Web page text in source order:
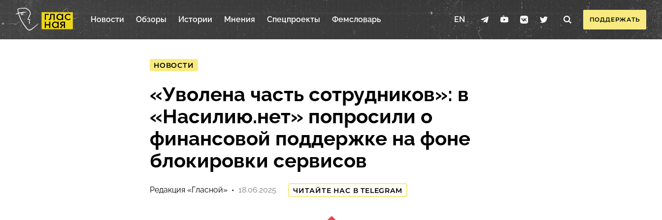
Новости Обзоры Истории Мнения Спецпроекты Фемсловарь EN ПОДДЕРЖАТЬ
НОВОСТИ
«Уволена часть сотрудников»: в
«Насилию.нет» попросили о
финансовой поддержке на фоне
блокировки сервисов
Редакция «Гласной» 18.06.2025 ЧИТАЙТЕ НАС В TELEGRAM